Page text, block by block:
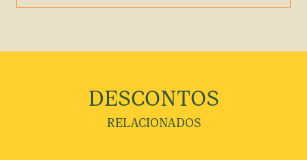
DESCONTOS
RELACIONADOS